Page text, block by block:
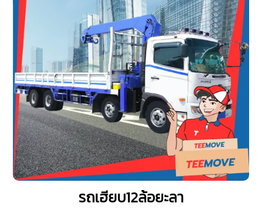
รถเฮียบ12ล้อยะลา